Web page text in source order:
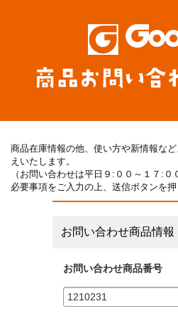
商品在庫情報の他、使い方や新情報な
えいたします。
（お問い合わせは平日９:００～１７:０
必要事項をご入力の上、送信ボタンを押
お問い合わせ商品情報
お問い合わせ商品番号